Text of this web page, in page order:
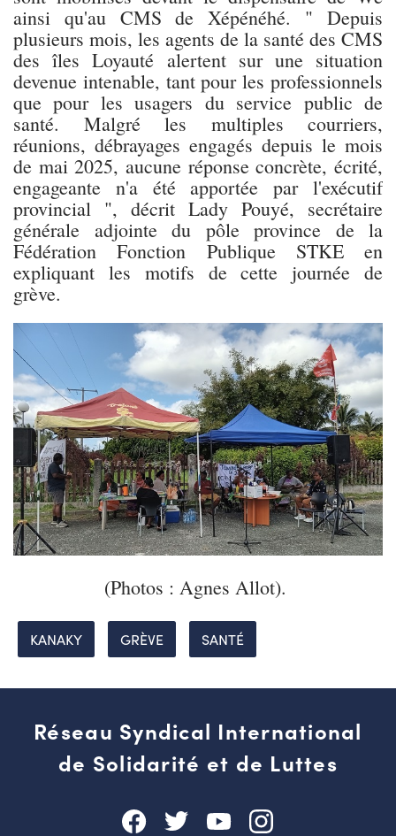
ainsi qu'au CMS de Xépénéhé. " Depuis
plusieurs mois, les agents de la santé des CMS
des îles Loyauté alertent sur une situation
devenue intenable, tant pour les professionnels
que pour les usagers du service public de
santé. Malgré les multiples courriers,
réunions, débrayages engagés depuis le mois
de mai 2025, aucune réponse concrète, écrité,
engageante n'a été apportée par l'exécutif
provincial ", décrit Lady Pouyé, secrétaire
générale adjointe du pôle province de la
Fédération Fonction Publique STKE en
expliquant les motifs de cette journée de
grève.
(Photos : Agnes Allot).
KANAKY GRÈVE SANTÉ
Réseau Syndical International
de Solidarité et de Luttes